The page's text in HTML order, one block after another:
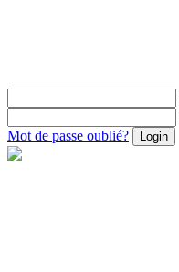
Mot de passe oublié?